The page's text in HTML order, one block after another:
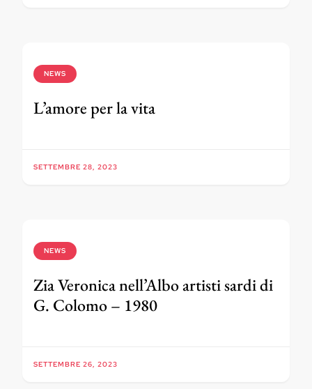
NEWS
L’amore per la vita
SETTEMBRE 28, 2023
NEWS
Zia Veronica nell’Albo artisti sardi di
G. Colomo – 1980
SETTEMBRE 26, 2023